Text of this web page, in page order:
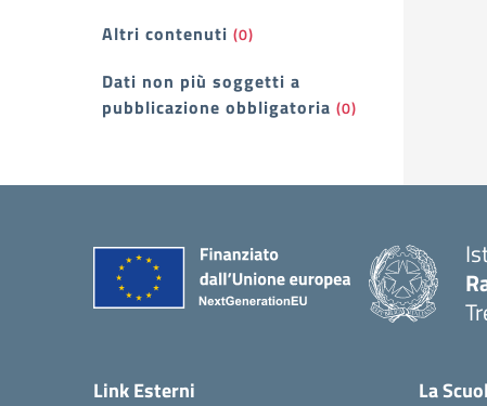
Altri contenuti (0)
Dati non più soggetti a
pubblicazione obbligatoria (0)
Link Esterni La